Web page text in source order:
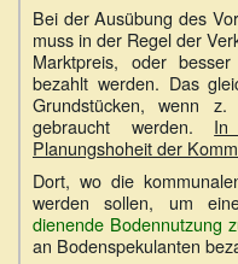
Bei der Ausübung des
muss in der Regel der
Marktpreis, oder
bezahlt werden. Das
Grundstücken, wenn
gebraucht werden.
Planungshoheit der
Dort, wo die
werden sollen, um
dienende Bodennutzung
an Bodenspekulanten